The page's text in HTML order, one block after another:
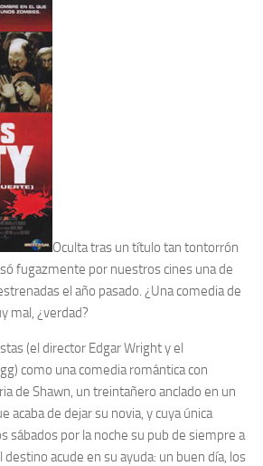
Oculta tras un título tan tontorrón
fugazmente por nuestros cines una de
el año pasado. ¿Una comedia de
mal, ¿verdad?
(el director Edgar Wright y el
como una comedia romántica con
de Shawn, un treintañero anclado en un
acaba de dejar su novia, y cuya única
sábados por la noche su pub de siempre a
acude en su ayuda: un buen día, los